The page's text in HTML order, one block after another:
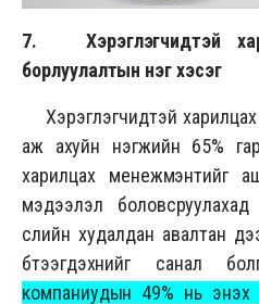
7. Хэрэглэгчидтэй
борлуулалтын нэг хэсэг
Хэрэглэгчидтэй
аж ахуйн нэгжийн 65%
харилцах менежмэнтийг
мэдээлэл
сүүлийн худалдан авалтан
бүтээгдэхүүнийг санал
компаниудын 49% нь